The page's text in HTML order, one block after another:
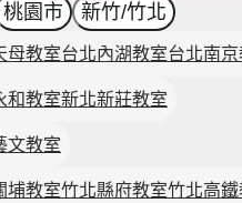
桃園市 新竹/竹北
母教室台北內湖教室台北南
和教室新北新莊教室
文教室
埔教室竹北縣府教室竹北高